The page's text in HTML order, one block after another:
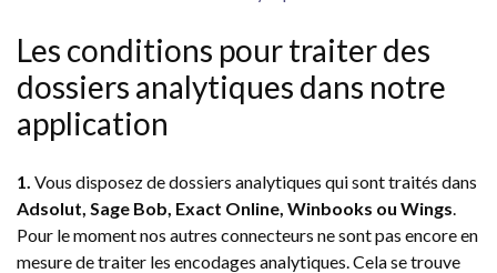
Les conditions pour traiter des
dossiers analytiques dans notre
application
1. Vous disposez de dossiers analytiques qui sont traités dans
Adsolut, Sage Bob, Exact Online, Winbooks ou Wings.
Pour le moment nos autres connecteurs ne sont pas encore en
mesure de traiter les encodages analytiques. Cela se trouve